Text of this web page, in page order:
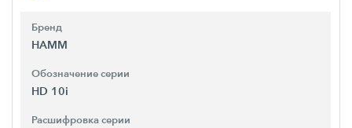
Бренд
HAMM
Обозначение серии
HD 10i
Расшифровка серии